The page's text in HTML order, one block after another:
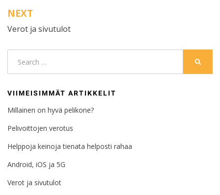
NEXT
Verot ja sivutulot
VIIMEISIMMÄT ARTIKKELIT
Millainen on hyvä pelikone?
Pelivoittojen verotus
Helppoja keinoja tienata helposti rahaa
Android, iOS ja 5G
Verot ja sivutulot